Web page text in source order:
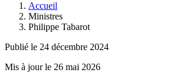
Accueil
Ministres
Philippe Tabarot
Publié le 24 décembre 2024
Mis à jour le 26 mai 2026